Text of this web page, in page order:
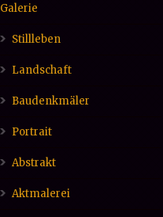
Galerie
Stillleben
Landschaft
Baudenkmäler
Portrait
Abstrakt
Aktmalerei